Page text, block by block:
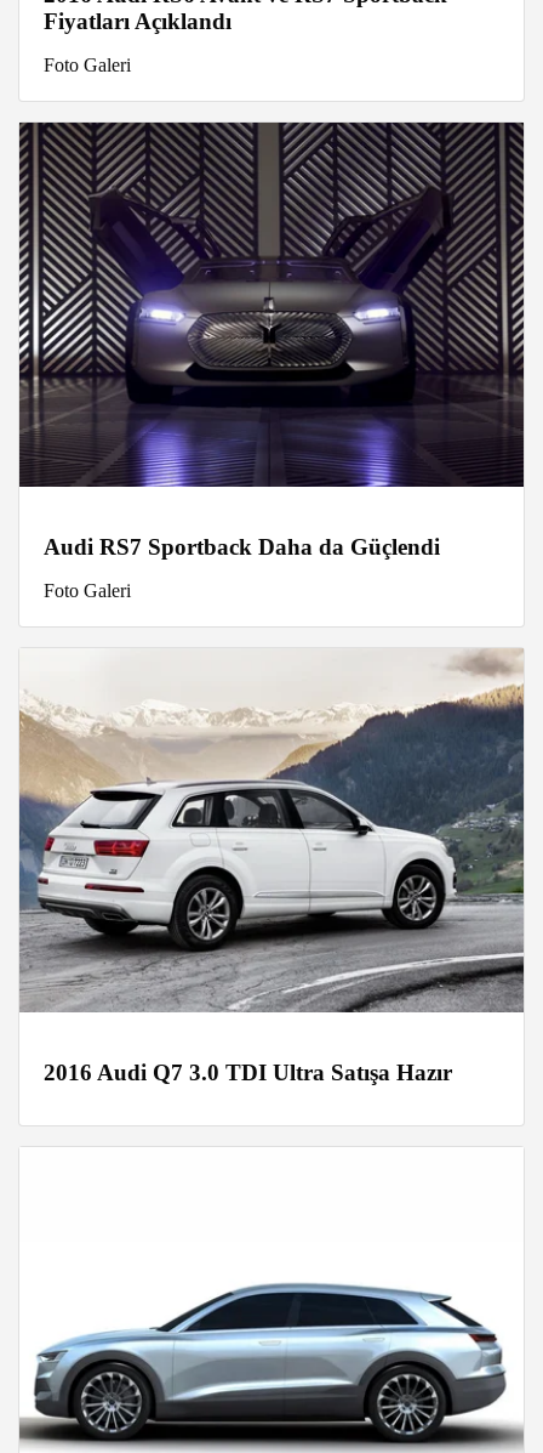
Fiyatları Açıklandı
Foto Galeri
Audi RS7 Sportback Daha da Güçlendi
Foto Galeri
2016 Audi Q7 3.0 TDI Ultra Satışa Hazır